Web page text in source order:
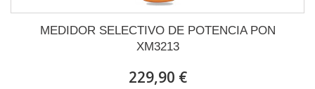
MEDIDOR SELECTIVO DE POTENCIA PON
XM3213
229,90 €